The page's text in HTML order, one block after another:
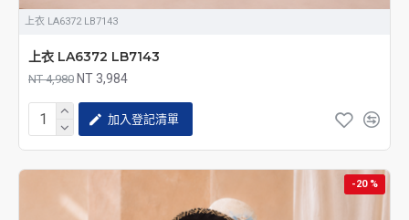
上衣 LA6372 LB7143
上衣 LA6372 LB7143
NT 4,980 NT 3,984
加入登記清單
-20 %